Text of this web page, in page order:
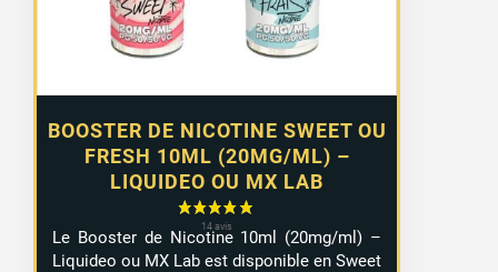
BOOSTER DE NICOTINE SWEET OU
FRESH 10ML (20MG/ML) –
LIQUIDEO OU MX LAB
10,99 €
Le Booster de Nicotine 10ml (20mg/ml) –
Liquideo ou MX Lab est disponible en Sweet